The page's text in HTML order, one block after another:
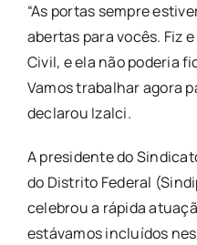
“As portas sempre
abertas para vocês. Fiz
Civil, e ela não poderia
Vamos trabalhar agora
declarou Izalci.
A presidente do
do Distrito Federal
celebrou a rápida
estávamos incluídos